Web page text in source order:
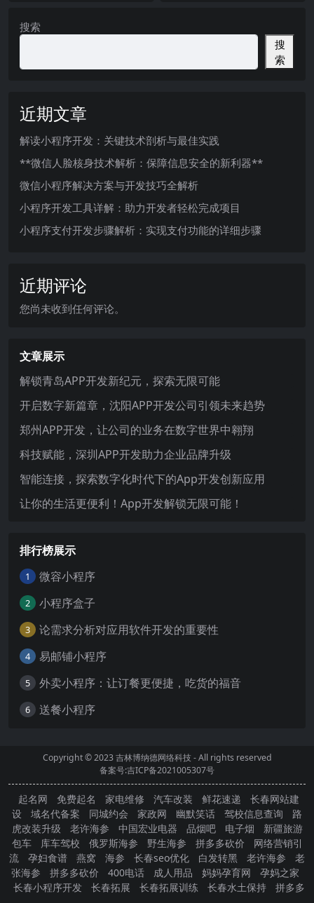
搜索
搜
索
近期文章
解读小程序开发：关键技术剖析与最佳实践
**微信人脸核身技术解析：保障信息安全的新利器**
微信小程序解决方案与开发技巧全解析
小程序开发工具详解：助力开发者轻松完成项目
小程序支付开发步骤解析：实现支付功能的详细步骤
近期评论
您尚未收到任何评论。
文章展示
解锁青岛APP开发新纪元，探索无限可能
开启数字新篇章，沈阳APP开发公司引领未来趋势
郑州APP开发，让公司的业务在数字世界中翱翔
科技赋能，深圳APP开发助力企业品牌升级
智能连接，探索数字化时代下的App开发创新应用
让你的生活更便利！App开发解锁无限可能！
排行榜展示
1 微容小程序
2 小程序盒子
3 论需求分析对应用软件开发的重要性
4 易邮铺小程序
5 外卖小程序：让订餐更便捷，吃货的福音
6 送餐小程序
Copyright © 2023吉林博纳德网络科技- All rights reserved
备案号:吉ICP备2021005307号
起名网 免费起名 家电维修 汽车改装 鲜花速递
长春网站建
设
域名代备案 同城约会 家政网 幽默笑话 驾校信息查询
路
虎改装升级
老许海参 中国宏业电器 品烟吧 电子烟
新疆旅游
包车
库车驾校 俄罗斯海参 野生海参 拼多多砍价
网络营销引
流
孕妇食谱 燕窝 海参 长春seo优化 白发转黑 老许海参
老
张海参
拼多多砍价 400电话 成人用品 妈妈孕育网
孕妈之家
长春小程序开发
长春拓展 长春拓展训练 长春水土保持
拼多多